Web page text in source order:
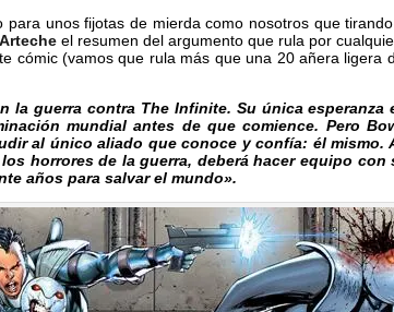
para unos fijotas de mierda como nosotros que
Arteche el resumen del argumento que rula por
cómic (vamos que rula más que una 20 añera ligera
la guerra contra The Infinite. Su única esperanza
mundial antes de que comience. Pero
al único aliado que conoce y confía: él mismo.
horrores de la guerra, deberá hacer equipo con
años para salvar el mundo».